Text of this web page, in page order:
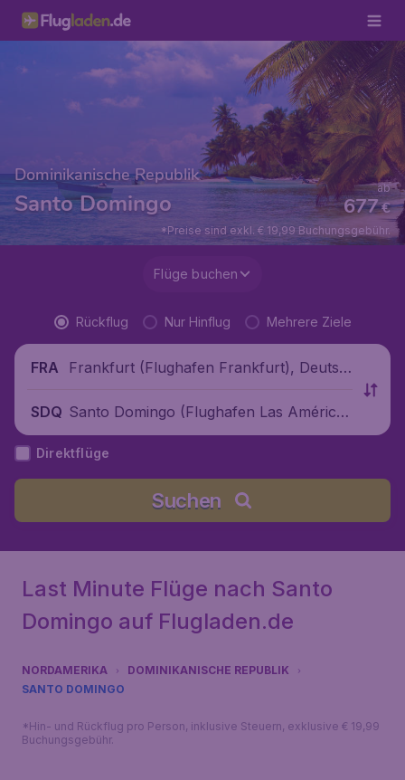
Dominikanische Republik
Santo Domingo €
677
ab
*Preise sind exkl. € 19,99 Buchungsgebühr.
Flüge buchen
Rückflug Nur Hinflug Mehrere Ziele
FRA
Frankfurt (Flughafen Frankfurt), Deutsc
SDQ Santo Domingo (Flughafen Las América
s), Dominikanische Republik
Direktflüge
Suchen
Last Minute Flüge nach Santo
Domingo auf Flugladen.de
NORDAMERIKA
DOMINIKANISCHE REPUBLIK
SANTO DOMINGO
*Hin- und Rückflug pro Person, inklusive Steuern, exklusive € 19,99
Buchungsgebühr.